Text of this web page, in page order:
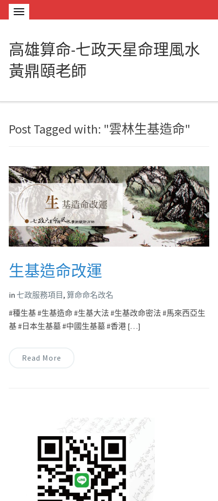
高雄算命-七政天星命理風水
黃鼎頤老師
Post Tagged with: "雲林生基造命"
生基造命改運
in 七政服務項目, 算命命名改名
#種生基 #生基造命 #生基大法 #生基改命密法 #馬來西亞生
基 #日本生基墓 #中國生基墓 #香港 […]
Read More